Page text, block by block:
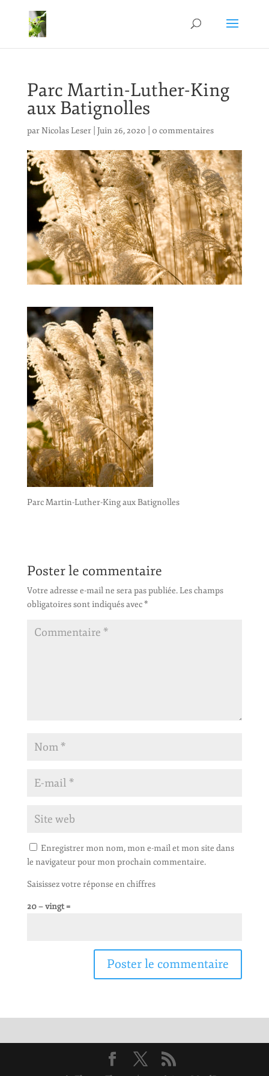
Parc Martin-Luther-King
aux Batignolles
parNicolas Leser| Juin 26, 2020 0 commentaires
Parc Martin-Luther-King aux Batignolles
Poster le commentaire
Votre adresse e-mail ne sera pas publiée.Les champs
obligatoires sont indiqués avec*
Enregistrer mon nom, mon e-mail et mon site dans
le navigateur pour mon prochain commentaire.
Saisissez votre réponse en chiffres
20 − vingt =